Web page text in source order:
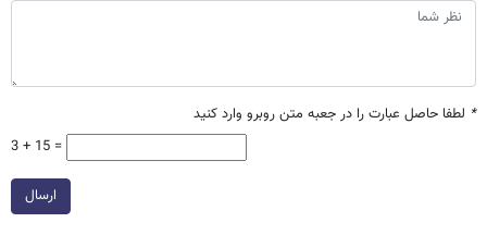
* لطفا حاصل عبارت را در جعبه متن روبرو وارد کنید
3 + 15 =
ارسال